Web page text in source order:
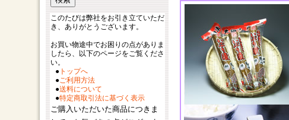
このたびは弊社をお引き立ていただ
き、ありがとうございます。
お買い物途中でお困りの点がありま
したら、以下のページをご覧くださ
い。
●トップへ
●ご利用方法
●送料について
●特定商取引法に基づく表示
ご購入いただいた商品につきま